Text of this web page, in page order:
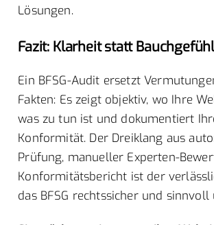
Lösungen.
Fazit: Klarheit statt
Ein BFSG-Audit ersetzt
Fakten: Es zeigt objektiv, wo Ihre
was zu tun ist und dokumentiert
Konformität. Der Dreiklang aus
Prüfung, manueller Experten-
Konformitätsbericht ist der
das BFSG rechtssicher und sinnvoll